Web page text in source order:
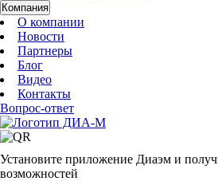
Компания
О компании
Новости
Партнеры
Блог
Видео
Контакты
Вопрос-ответ
Установите приложение Диаэм и
возможностей